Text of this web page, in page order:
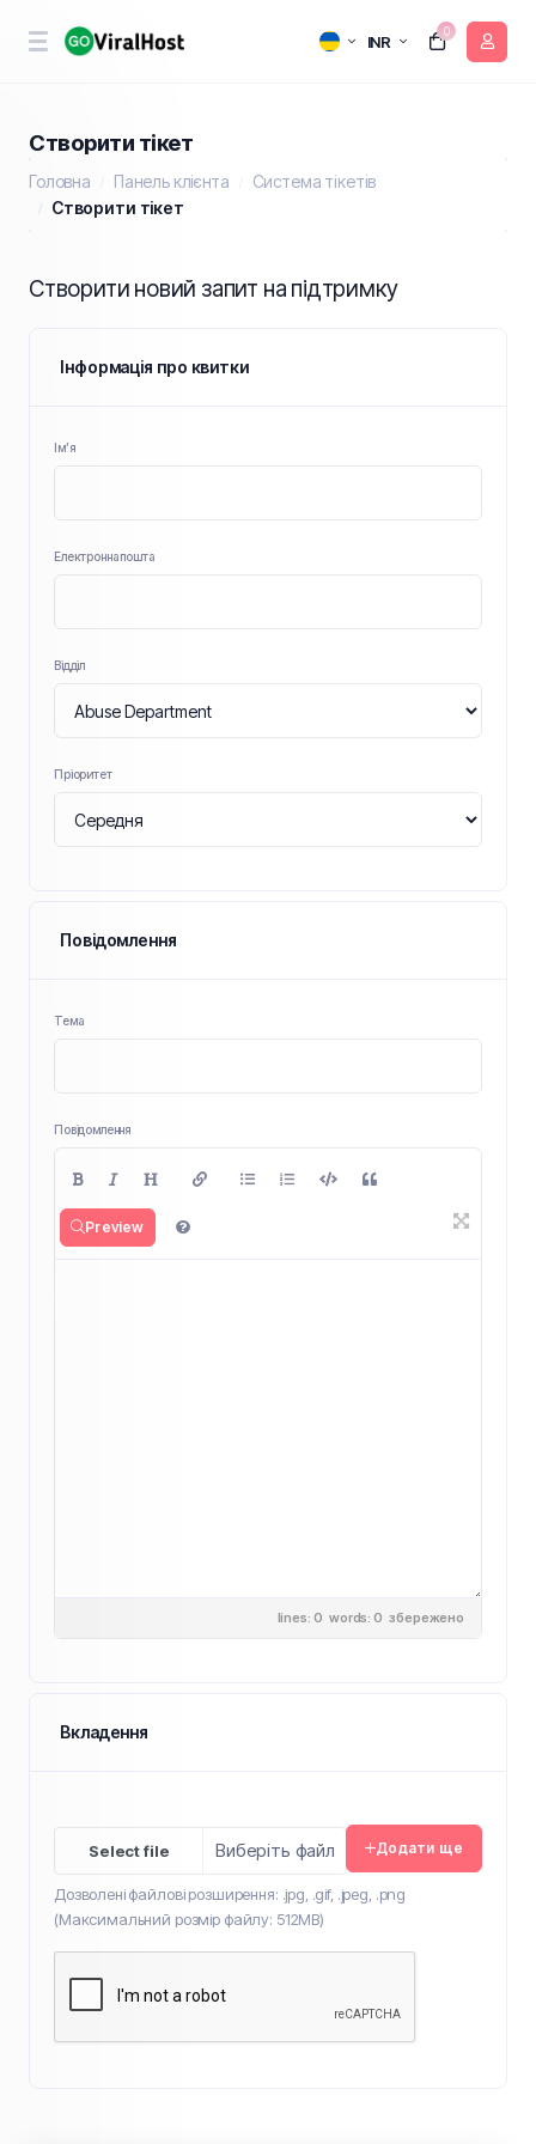
INR
0
Створити тікет
Головна Панель клієнта
Система тікетів
Створити тікет
Створити новий запит на підтримку
Інформація про квитки
Ім’я
Електронна пошта
Відділ
Пріоритет
Повідомлення
Тема
Повідомлення
Preview
lines: 0 words: 0збережено
Вкладення
Виберіть файл Додати ще
Дозволені файлові розширення: .jpg, .gif, .jpeg, .png
(Максимальний розмір файлу: 512MB)